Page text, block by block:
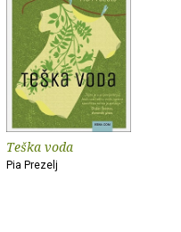
Teška voda
Pia Prezelj